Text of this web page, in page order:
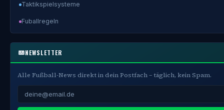
Taktikspielsysteme
Fuballregeln
NEWSLETTER
Alle Fußball-News direkt in dein Postfach – täglich, kein Spam.